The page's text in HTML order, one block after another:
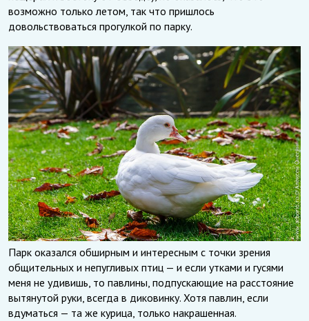
возможно только летом, так что пришлось
довольствоваться прогулкой по парку.
Парк оказался обширным и интересным с точки зрения
общительных и непугливых птиц — и если утками и гусями
меня не удивишь, то павлины, подпускающие на расстояние
вытянутой руки, всегда в диковинку. Хотя павлин, если
вдуматься — та же курица, только накрашенная.